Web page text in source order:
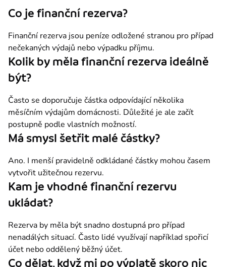
Co je finanční rezerva?
Finanční rezerva jsou peníze odložené stranou pro případ
nečekaných výdajů nebo výpadku příjmu.
Kolik by měla finanční rezerva ideálně
být?
Často se doporučuje částka odpovídající několika
měsíčním výdajům domácnosti. Důležité je ale začít
postupně podle vlastních možností.
Má smysl šetřit malé částky?
Ano. I menší pravidelně odkládané částky mohou časem
vytvořit užitečnou rezervu.
Kam je vhodné finanční rezervu
ukládat?
Rezerva by měla být snadno dostupná pro případ
nenadálých situací. Často lidé využívají například spořicí
účet nebo oddělený běžný účet.
Co dělat, když mi po výplatě skoro nic